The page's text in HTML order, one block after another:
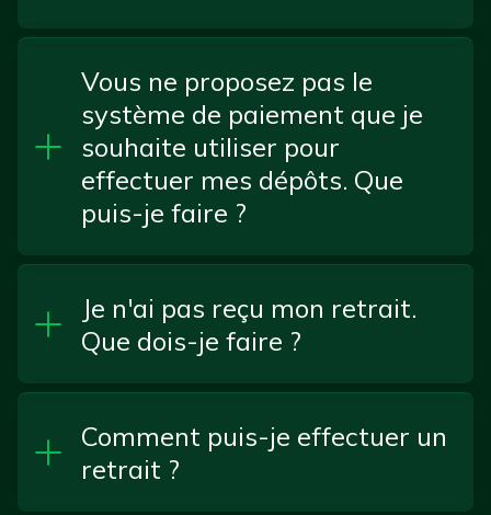
Vous ne proposez pas le
système de paiement que je
souhaite utiliser pour
effectuer mes dépôts. Que
puis-je faire ?
Je n'ai pas reçu mon retrait.
Que dois-je faire ?
Comment puis-je effectuer un
retrait ?